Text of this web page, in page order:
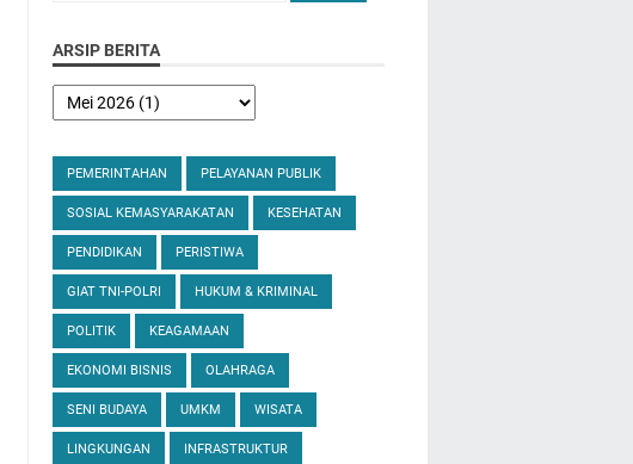
ARSIP BERITA
PEMERINTAHAN PELAYANAN PUBLIK
SOSIAL KEMASYARAKATAN KESEHATAN
PENDIDIKAN PERISTIWA
GIAT TNI-POLRI HUKUM & KRIMINAL
POLITIK KEAGAMAAN
EKONOMI BISNIS OLAHRAGA
SENI BUDAYA UMKM WISATA
LINGKUNGAN INFRASTRUKTUR